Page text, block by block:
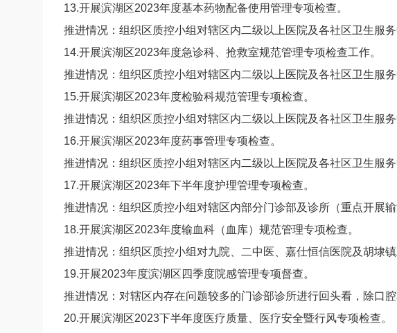
13.开展滨湖区2023年度基本药物配备使用管理专项检查。
推进情况：组织区质控小组对辖区内二级以上医院及各社区卫生服务
14.开展滨湖区2023年度急诊科、抢救室规范管理专项检查工作。
推进情况：组织区质控小组对辖区内二级以上医院及各社区卫生服务
15.开展滨湖区2023年度检验科规范管理专项检查。
推进情况：组织区质控小组对辖区内二级以上医院及各社区卫生服务
16.开展滨湖区2023年度药事管理专项检查。
推进情况：组织区质控小组对辖区内二级以上医院及各社区卫生服务
17.开展滨湖区2023年下半年度护理管理专项检查。
推进情况：组织区质控小组对辖区内部分门诊部及诊所（重点开展
18.开展滨湖区2023年度输血科（血库）规范管理专项检查。
推进情况：组织区质控小组对九院、二中医、嘉仕恒信医院及胡埭镇
19.开展2023年度滨湖区四季度院感管理专项督查。
推进情况：对辖区内存在问题较多的门诊部诊所进行回头看，除口
20.开展滨湖区2023下半年度医疗质量、医疗安全暨行风专项检查。